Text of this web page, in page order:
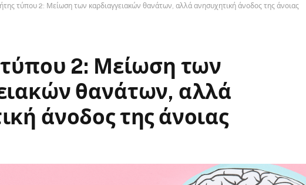
τύπου 2: Μείωση των καρδιαγγειακών θανάτων, αλλά ανησυχητική άνοδος της άνοιας
τύπου 2: Μείωση των
θανάτων, αλλά
άνοδος της άνοιας